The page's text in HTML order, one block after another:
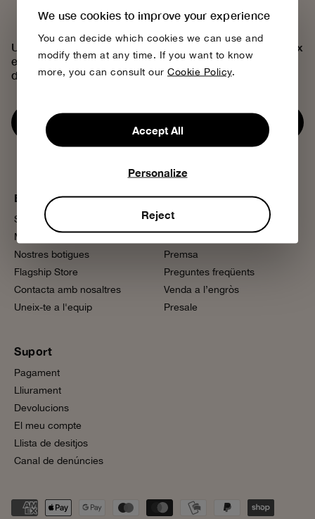
We use cookies to improve your experience
You can decide which cookies we can use and
modify them at any time. If you want to know
more, you can consult our Cookie Policy.
Accept All
Personalize
Reject
Bobo Choses
Sobre nosaltres
Magazine
Nostres botigues
Flagship Store
Contacta amb nosaltres
Uneix-te a l'equip
Més informació
Sostenibilitat
Cura del producte
Premsa
Preguntes freqüents
Venda a l’engròs
Presale
Suport
Pagament
Lliurament
Devolucions
El meu compte
Llista de desitjos
Canal de denúncies
Uneix-te a la comunitat de Bobo Choses, descobreix
el nostre univers creatiu i aconsegueix un 10% de
descompte.